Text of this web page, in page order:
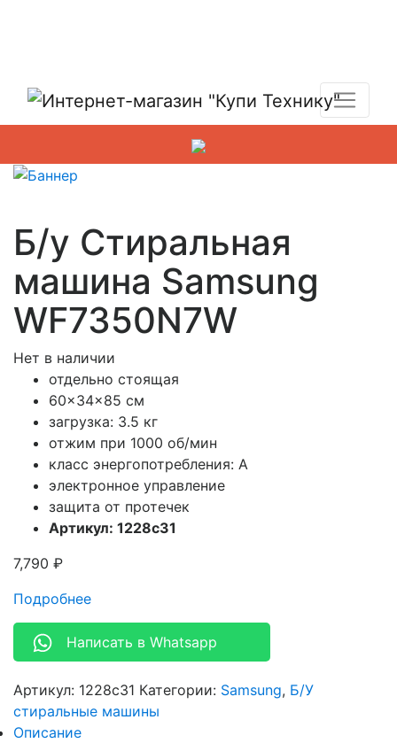
Б/у Стиральная
машина Samsung
WF7350N7W
Нет в наличии
отдельно стоящая
60x34x85 см
загрузка: 3.5 кг
отжим при 1000 об/мин
класс энергопотребления: A
электронное управление
защита от протечек
Артикул: 1228c31
7,790 ₽
Подробнее
Написать в Whatsapp
Артикул: 1228c31 Категории: Samsung, Б/У
стиральные машины
Описание